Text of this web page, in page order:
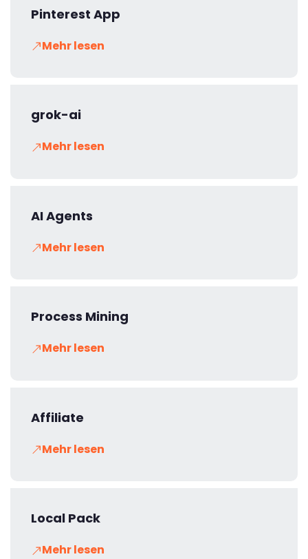
Pinterest App
Mehr lesen
grok-ai
Mehr lesen
AI Agents
Mehr lesen
Process Mining
Mehr lesen
Affiliate
Mehr lesen
Local Pack
Mehr lesen